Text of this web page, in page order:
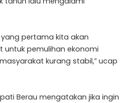
yang pertama kita akan
pemulihan ekonomi
kurang stabil,” ucap
Berau mengatakan jika ingin